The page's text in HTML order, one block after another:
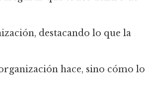
destacando lo que la
hace, sino cómo lo